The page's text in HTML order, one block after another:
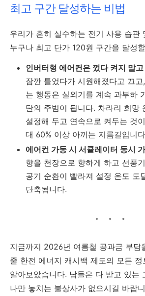
최고 구간 달성하는 비법
우리가 흔히 실수하는 전기 사용 습관
누구나 최고 단가 120원 구간을 달성
인버터형 에어컨은 껐다 켜지 말
잠깐 틀었다가 시원해졌다고 끄
는 행동은 실외기를 계속 과부하
탄의 주범이 됩니다. 차라리 희망
설정해 두고 연속으로 켜두는 것
대 60% 이상 아끼는 지름길입니
에어컨 가동 시 서큘레이터 동시
향을 천장으로 향하게 하고 선풍
공기 순환이 빨라져 설정 온도 도
단축됩니다.
지금까지 2026년 여름철 공과금 부담
줄 한전 에너지 캐시백 제도의 모든 정
알아보았습니다. 남들은 다 받고 있는
나만 놓치는 불상사가 없으시길 바랍